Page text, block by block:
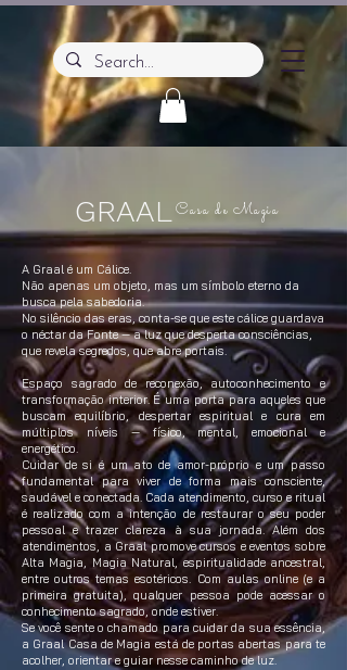
Casa de Magia
GRAAL
A Graal é um Cálice.
Não apenas um objeto, mas um símbolo eterno da
busca pela sabedoria.
No silêncio das eras, conta-se que este cálice guardava
o néctar da Fonte — a luz que desperta consciências,
que revela segredos, que abre portais.
Espaço sagrado de reconexão, autoconhecimento e
transformação interior. É uma porta para aqueles que
buscam equilíbrio, despertar espiritual e cura em
múltiplos níveis — físico, mental, emocional e
energético.
Cuidar de si é um ato de amor-próprio e um passo
fundamental para viver de forma mais consciente,
saudável e conectada. Cada atendimento, curso e ritual
é realizado com a intenção de restaurar o seu poder
pessoal e trazer clareza à sua jornada. Além dos
atendimentos, a Graal promove cursos e eventos sobre
Alta Magia, Magia Natural, espiritualidade ancestral,
entre outros temas esotéricos. Com aulas online (e a
primeira gratuita), qualquer pessoa pode acessar o
conhecimento sagrado, onde estiver.
Se você sente o chamado para cuidar da sua essência,
a Graal Casa de Magia está de portas abertas para te
acolher, orientar e guiar nesse caminho de luz.